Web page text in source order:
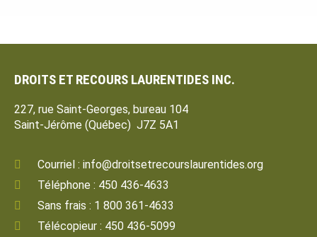
DROITS ET RECOURS LAURENTIDES INC.
227, rue Saint-Georges, bureau 104
Saint-Jérôme (Québec) J7Z 5A1
Courriel : info@droitsetrecourslaurentides.org
Téléphone : 450 436-4633
Sans frais : 1 800 361-4633
Télécopieur : 450 436-5099